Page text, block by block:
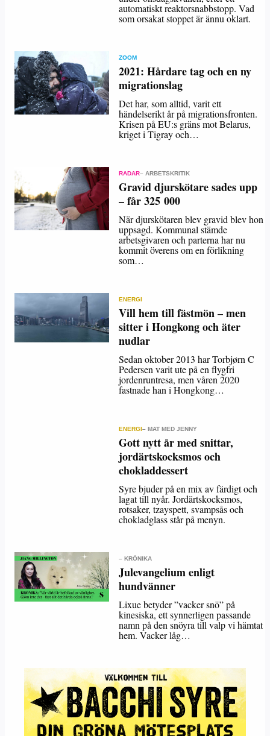
automatiskt reaktorsnabbstopp. Vad
som orsakat stoppet är ännu oklart.
ZOOM
2021: Hårdare tag och en ny
migrationslag
Det har, som alltid, varit ett
händelserikt år på migrationsfronten.
Krisen på EU:s gräns mot Belarus,
kriget i Tigray och…
RADAR– ARBETSKRITIK
Gravid djurskötare sades upp
– får 325 000
När djurskötaren blev gravid blev hon
uppsagd. Kommunal stämde
arbetsgivaren och parterna har nu
kommit överens om en förlikning
som…
ENERGI
Vill hem till fästmön – men
sitter i Hongkong och äter
nudlar
Sedan oktober 2013 har Torbjørn C
Pedersen varit ute på en flygfri
jordenruntresa, men våren 2020
fastnade han i Hongkong…
ENERGI– MAT MED JENNY
Gott nytt år med snittar,
jordärtskocksmos och
chokladdessert
Syre bjuder på en mix av färdigt och
lagat till nyår. Jordärtskocksmos,
rotsaker, tzayspett, svampsås och
chokladglass står på menyn.
– KRÖNIKA
Julevangelium enligt
hundvänner
Lixue betyder ”vacker snö” på
kinesiska, ett synnerligen passande
namn på den snöyra till valp vi hämtat
hem. Vacker låg…